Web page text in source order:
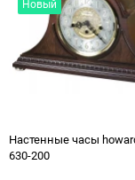
Новый
Настенные часы
630-200